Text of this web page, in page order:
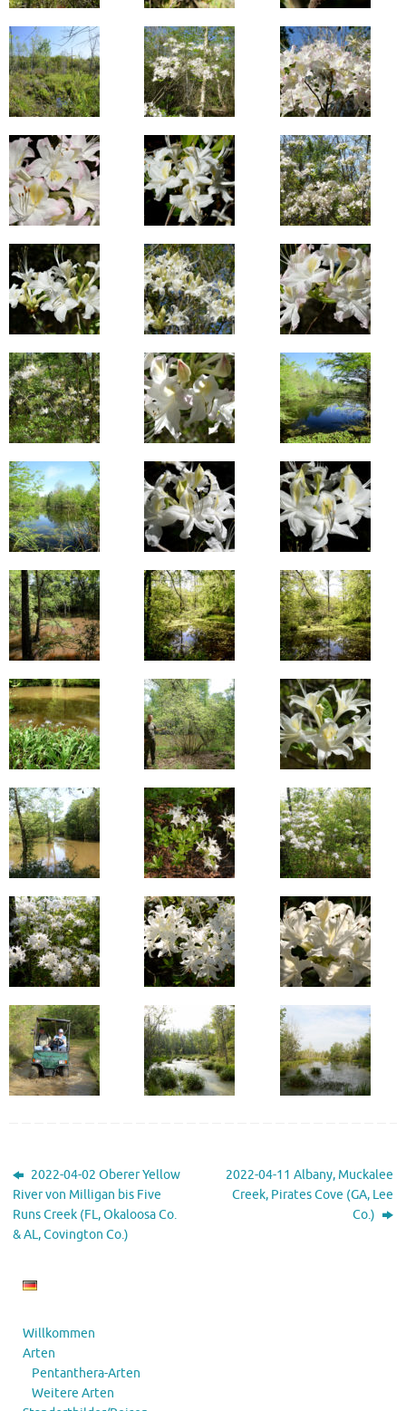
2022-04-02 Oberer Yellow
River von Milligan bis Five
Runs Creek (FL, Okaloosa Co.
& AL, Covington Co.)
2022-04-11 Albany, Muckalee
Creek, Pirates Cove (GA, Lee
Co.)
Willkommen
Arten
Pentanthera-Arten
Weitere Arten